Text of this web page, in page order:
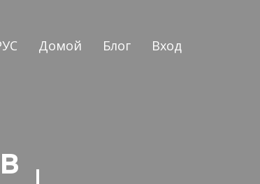
Домой Блог Вход